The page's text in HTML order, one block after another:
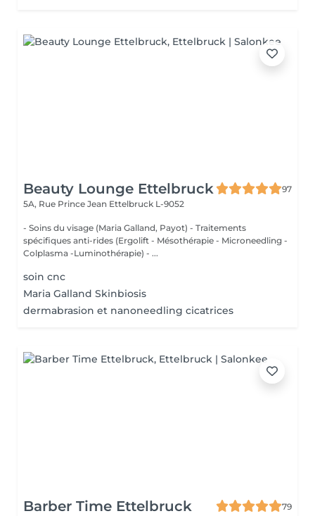
Beauty Lounge Ettelbruck
97
5A, Rue Prince Jean Ettelbruck L-9052
- Soins du visage (Maria Galland, Payot) - Traitements
spécifiques anti-rides (Ergolift - Mésothérapie - Microneedling -
Colplasma -Luminothérapie) - ...
soin cnc
Maria Galland Skinbiosis
dermabrasion et nanoneedling cicatrices
Barber Time Ettelbruck
79